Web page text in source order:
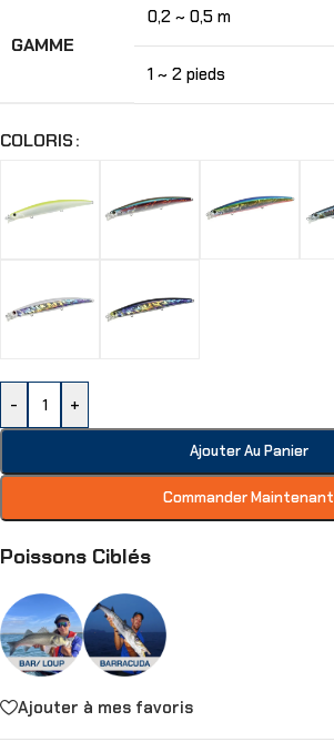
GAMME
0,2 ~ 0,5 m
1 ~ 2 pieds
COLORIS
- +
Ajouter Au Panier
Commander Maintenant
Poissons Ciblés
Ajouter à mes favoris